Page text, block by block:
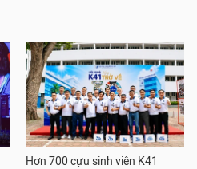
Hơn 700 cựu sinh viên K41